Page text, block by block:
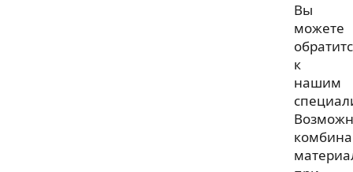
Вы
можете
к
нашим